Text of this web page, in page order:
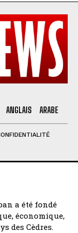
ANGLAIS ARABE
a été fondé
économique,
des Cèdres.